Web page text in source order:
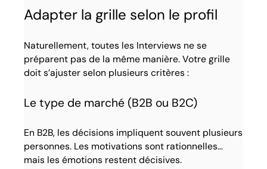
Adapter la grille selon le profil
Naturellement, toutes les Interviews ne se
préparent pas de la même manière. Votre grille
doit s’ajuster selon plusieurs critères :
Le type de marché (B2B ou B2C)
En B2B, les décisions impliquent souvent plusieurs
personnes. Les motivations sont rationnelles…
mais les émotions restent décisives.